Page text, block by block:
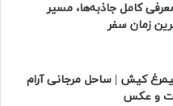
کامل جاذبه‌ها، مسیر
زمان سفر
کیش | ساحل مرجانی آرام
و عکس